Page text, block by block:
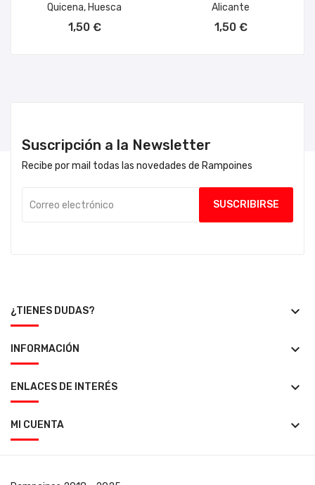
Quicena, Huesca
1,50 €
Alicante
1,50 €
Suscripción a la Newsletter
Recibe por mail todas las novedades de Rampoines
¿TIENES DUDAS? keyboard_arrow_down
INFORMACIÓN keyboard_arrow_down
ENLACES DE INTERÉS keyboard_arrow_down
MI CUENTA keyboard_arrow_down